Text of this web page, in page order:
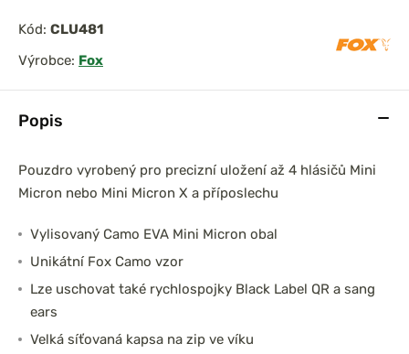
Popis
Pouzdro vyrobený pro precizní uložení až 4 hlásičů Mini
Micron nebo Mini Micron X a příposlechu
Vylisovaný Camo EVA Mini Micron obal
Unikátní Fox Camo vzor
Lze uschovat také rychlospojky Black Label QR a sang
ears
Velká síťovaná kapsa na zip ve víku
Kód: CLU481
Výrobce: Fox